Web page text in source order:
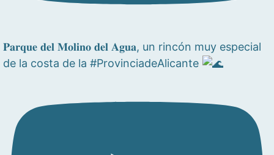
𝐏𝐚𝐫𝐪𝐮𝐞 𝐝𝐞𝐥 𝐌𝐨𝐥𝐢𝐧𝐨 𝐝𝐞𝐥 𝐀𝐠𝐮𝐚, un rincón muy especial
de la costa de la #ProvinciadeAlicante